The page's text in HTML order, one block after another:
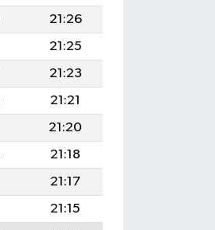
21:26
21:25
21:23
21:21
21:20
21:18
21:17
21:15